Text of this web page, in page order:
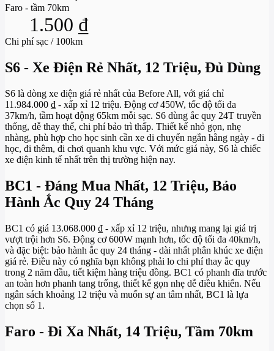
Faro - tầm 70km
1.500 ₫
Chi phí sạc / 100km
S6 - Xe Điện Rẻ Nhất, 12 Triệu, Đủ Dùng
S6 là dòng xe điện giá rẻ nhất của Before All, với giá chỉ
11.984.000 ₫ - xấp xỉ 12 triệu. Động cơ 450W, tốc độ tối đa
37km/h, tầm hoạt động 65km mỗi sạc. S6 dùng ắc quy 24T truyền
thống, dễ thay thế, chi phí bảo trì thấp. Thiết kế nhỏ gọn, nhẹ
nhàng, phù hợp cho học sinh cần xe di chuyển ngắn hằng ngày - đi
học, đi thêm, đi chơi quanh khu vực. Với mức giá này, S6 là chiếc
xe điện kinh tế nhất trên thị trường hiện nay.
BC1 - Đáng Mua Nhất, 12 Triệu, Bảo
Hành Ắc Quy 24 Tháng
BC1 có giá 13.068.000 ₫ - xấp xỉ 12 triệu, nhưng mang lại giá trị
vượt trội hơn S6. Động cơ 600W mạnh hơn, tốc độ tối đa 40km/h,
và đặc biệt: bảo hành ắc quy 24 tháng - dài nhất phân khúc xe điện
giá rẻ. Điều này có nghĩa bạn không phải lo chi phí thay ắc quy
trong 2 năm đầu, tiết kiệm hàng triệu đồng. BC1 có phanh đĩa trước
an toàn hơn phanh tang trống, thiết kế gọn nhẹ dễ điều khiển. Nếu
ngân sách khoảng 12 triệu và muốn sự an tâm nhất, BC1 là lựa
chọn số 1.
Faro - Đi Xa Nhất, 14 Triệu, Tầm 70km